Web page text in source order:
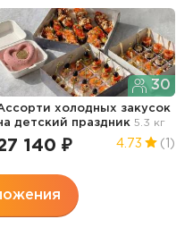
30
холодных закусок
детский праздник 5.3 кг
140 ₽ 4.73 (1)